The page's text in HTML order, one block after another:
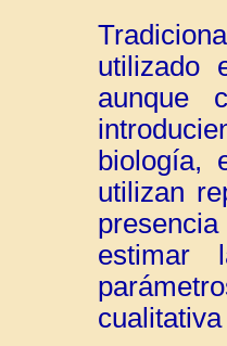
utilizado
aunque
biología,
utilizan
estimar